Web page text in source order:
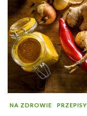
NA ZDROWIE PRZEPISY